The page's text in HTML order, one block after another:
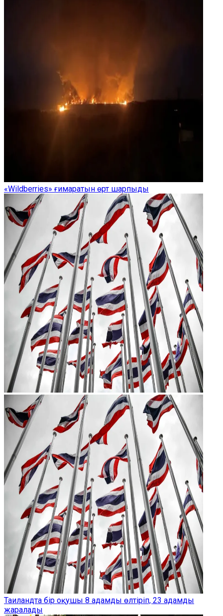
«Wildberries» ғимаратын өрт шарпыды
Таиландта бір оқушы 8 адамды өлтіріп, 23 адамды
жаралады